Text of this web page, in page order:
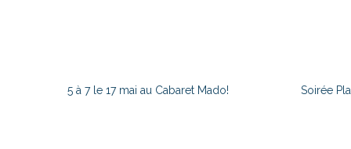
5 à 7 le 17 mai au Cabaret Mado! Soirée